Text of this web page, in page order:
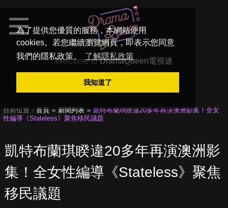
為了提供您優質的服務，本網站使用
cookies。若您繼續瀏覽網頁，即表示您同意
我們的隱私政策。
了解隱私政策
我知道了
Welcome toDramaQueen電視迷
目前位置： 首頁 新聞列表
凱特布蘭琪睽違20多年再演澳洲影集！全女
性編導《Stateless》聚焦移民議題
凱特布蘭琪睽違20多年再演澳洲影
集！全女性編導《Stateless》聚焦
移民議題